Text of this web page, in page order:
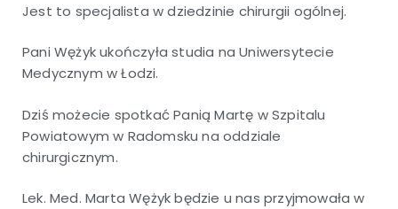
Jest to specjalista w dziedzinie chirurgii ogólnej.
Pani Wężyk ukończyła studia na Uniwersytecie
Medycznym w Łodzi.
Dziś możecie spotkać Panią Martę w Szpitalu
Powiatowym w Radomsku na oddziale
chirurgicznym.
Lek. Med. Marta Wężyk będzie u nas przyjmowała w